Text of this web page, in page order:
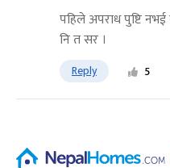
पहिले अपराध पुष्टि
नि त सर ।
Reply 5